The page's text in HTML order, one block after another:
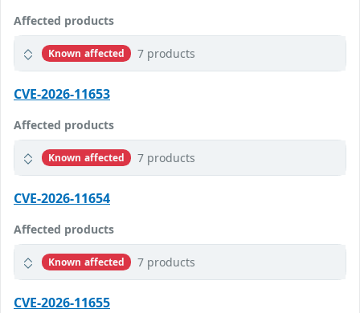
Affected products
Known affected 7 products
CVE-2026-11653
Affected products
Known affected 7 products
CVE-2026-11654
Affected products
Known affected 7 products
CVE-2026-11655